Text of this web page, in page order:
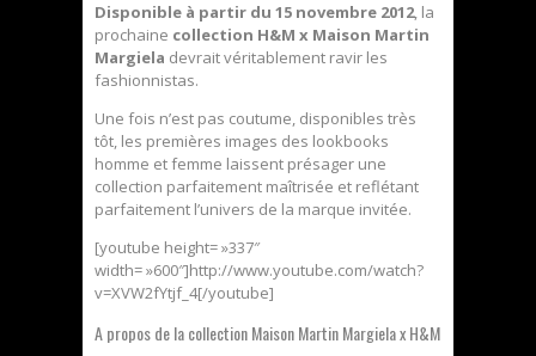
Disponible à partir du 15 novembre 2012, la
prochaine collection H&M x Maison Martin
Margiela devrait véritablement ravir les
fashionnistas.
Une fois n’est pas coutume, disponibles très
tôt, les premières images des lookbooks
homme et femme laissent présager une
collection parfaitement maîtrisée et reflétant
parfaitement l’univers de la marque invitée.
[youtube height= »337″
width= »600″]http://www.youtube.com/watch?
v=XVW2fYtjf_4[/youtube]
A propos de la collection Maison Martin Margiela x H&M